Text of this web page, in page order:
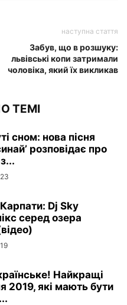
наступна стаття
Забув, що в розшуку:
львівські копи затримали
чоловіка, який їх викликав
ТЕМІ
сном: нова пісня
розповідає про
Dj Sky
серед озера
Найкращі
2019, які мають бути